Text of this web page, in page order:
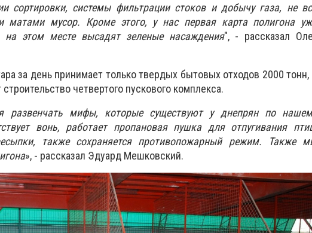
сортировки, системы фильтрации стоков и добычу газа, не
матами мусор. Кроме этого, у нас первая карта полигона
на этом месте высадят зеленые насаждения", - рассказал
за день принимает только твердых бытовых отходов 2000 тонн,
строительство четвертого пускового комплекса.
развенчать мифы, которые существуют у днепрян по
вонь, работает пропановая пушка для отпугивания
также сохраняется противопожарный режим. Также
», - рассказал Эдуард Мешковский.